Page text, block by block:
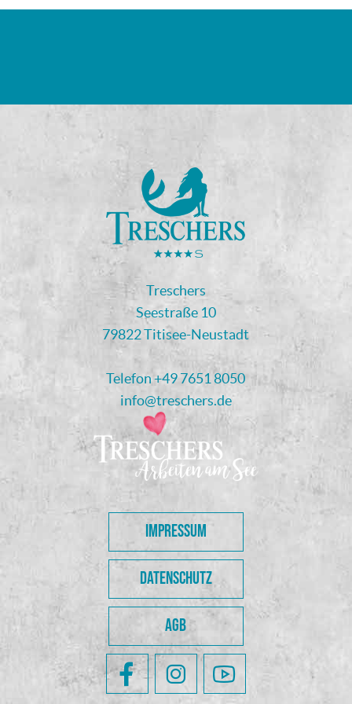
Treschers
Seestraße 10
79822 Titisee-Neustadt
Telefon+49 7651 8050
info@treschers.de
IMPRESSUM
DATENSCHUTZ
AGB